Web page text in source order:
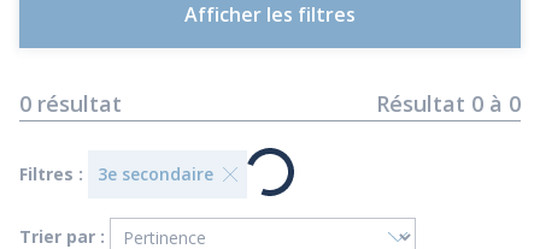
Afficher les filtres
0 résultat Résultat 0 à 0
Filtres : 3e secondaire
Trier par :